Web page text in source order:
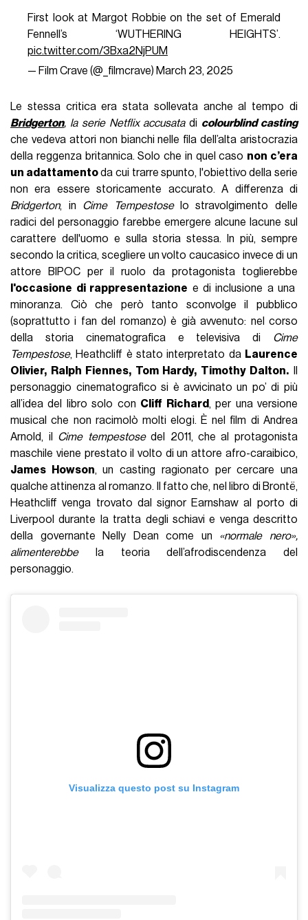
First look at Margot Robbie on the set of Emerald
Fennell’s ‘WUTHERING HEIGHTS’.
pic.twitter.com/3Bxa2NjPUM
— Film Crave (@_filmcrave) March 23, 2025
Le stessa critica era stata sollevata anche al tempo di
Bridgerton, la serie Netflix accusatadi colourblind casting
che vedeva attori non bianchi nelle fila dell’alta aristocrazia
della reggenza britannica. Solo che in quel caso non c’era
un adattamentoda cui trarre spunto, l'obiettivo della serie
non era essere storicamente accurato. A differenza di
Bridgerton, in Cime Tempestoselo stravolgimento delle
radici del personaggio farebbe emergere alcune lacune sul
carattere dell'uomo e sulla storia stessa. In più, sempre
secondo la critica, scegliere un volto caucasico invece di un
attore BIPOC per il ruolo da protagonista toglierebbe
l'occasione di rappresentazione e di inclusione a una
minoranza. Ciò che però tanto sconvolge il pubblico
(soprattutto i fan del romanzo) è già avvenuto: nel corso
della storia cinematografica e televisiva di Cime
Tempestose, Heathcliff è stato interpretato da Laurence
Olivier, Ralph Fiennes, Tom Hardy, Timothy Dalton.
personaggio cinematografico si è avvicinato un po’ di più
all’idea del libro solo con Cliff Richard , per una versione
musical che non racimolò molti elogi. È nel film di Andrea
Arnold, il Cime tempestosedel 2011, che al protagonista
maschile viene prestato il volto di un attore afro-caraibico,
James Howson, un casting ragionato per cercare una
qualche attinenza al romanzo. Il fatto che, nel libro di Brontë,
Heathcliff venga trovato dal signor Earnshaw al porto di
Liverpool durante la tratta degli schiavi e venga descritto
della governante Nelly Dean come un «normale nero»,
alimenterebbe
la teoria dell’afrodiscendenza del
personaggio.
Visualizza questo post su Instagram